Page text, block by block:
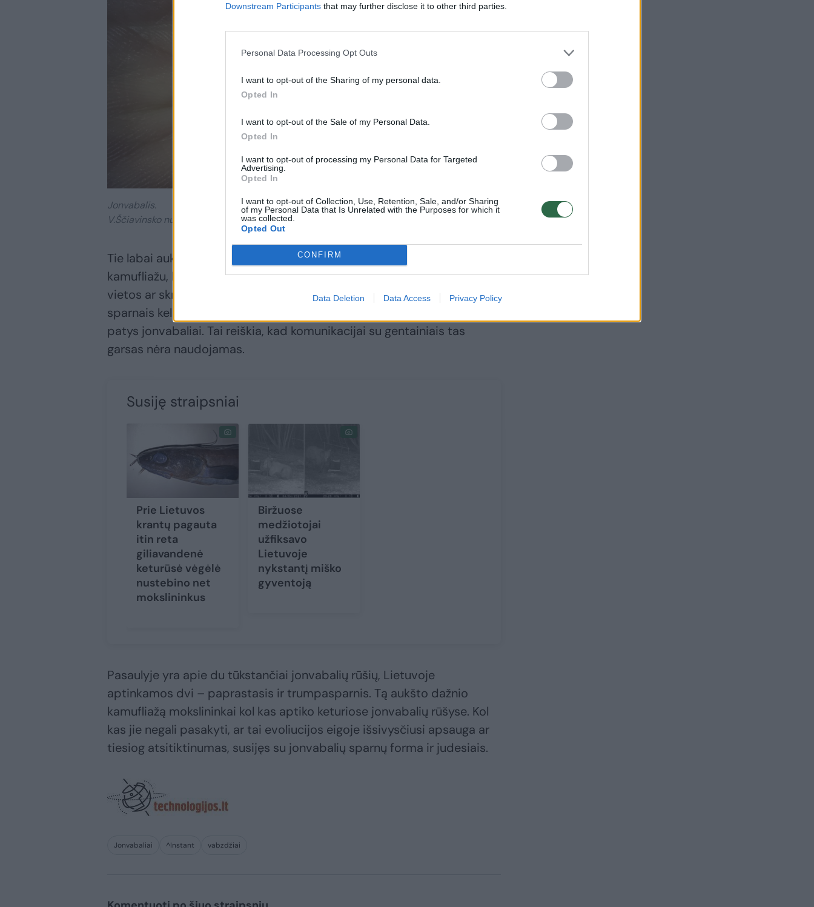
Downstream Participants that may further disclose it to other third parties.
Personal Data Processing Opt Outs
I want to opt-out of the Sharing of my personal data.
Opted In
I want to opt-out of the Sale of my Personal Data.
Opted In
I want to opt-out of processing my Personal Data for Targeted
Advertising.
Opted In
I want to opt-out of Collection, Use, Retention, Sale, and/or Sharing
of my Personal Data that Is Unrelated with the Purposes for which it
was collected.
Opted Out
CONFIRM
Data Deletion Data Access Privacy Policy
Daugiau nuotraukų (4)
Jonvabalis.
V.Ščiavinsko nuotr.
Tie labai aukšto dažnio garsai jonvabaliams tampa savotišku
kamufliažu, kuris neleidžia šikšnosparniams tiksliai nustatyti vabzdžių
vietos ar skrydžio krypties. Tiesa, kol kas tai – tik hipotezė. Tačiau tas
sparnais keliamas garsas yra tokio aukšto dažnio, kad jo negirdėtų ir
patys jonvabaliai. Tai reiškia, kad komunikacijai su gentainiais tas
garsas nėra naudojamas.
Susiję straipsniai
Prie Lietuvos
krantų pagauta
itin reta
giliavandenė
keturūsė vėgėlė
nustebino net
mokslininkus
Biržuose
medžiotojai
užfiksavo
Lietuvoje
nykstantį miško
gyventoją
Pasaulyje yra apie du tūkstančiai jonvabalių rūšių, Lietuvoje
aptinkamos dvi – paprastasis ir trumpasparnis. Tą aukšto dažnio
kamufliažą mokslininkai kol kas aptiko keturiose jonvabalių rūšyse. Kol
kas jie negali pasakyti, ar tai evoliucijos eigoje išsivysčiusi apsauga ar
tiesiog atsitiktinumas, susijęs su jonvabalių sparnų forma ir judesiais.
Jonvabaliai ^Instant vabzdžiai